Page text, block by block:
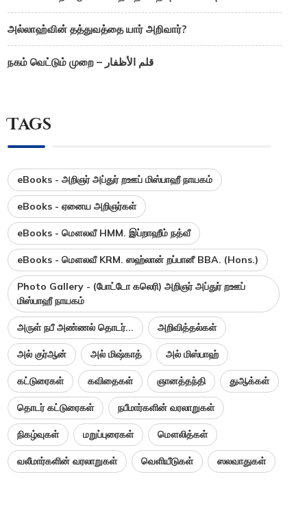
அல்லாஹ்வின் தத்துவத்தை யார் அறிவார்?
நகம் வெட்டும் முறை – قلم الأظفار
Tags
eBooks - அறிஞர் அப்துர் றஊப் மிஸ்பாஹீ நாயகம்
eBooks - ஏனைய அறிஞர்கள்
eBooks - மௌலவீ HMM. இப்றாஹீம் நத்வீ
eBooks - மௌலவீ KRM. ஸஹ்லான் றப்பானீ BBA. (Hons.)
Photo Gallery - (போட்டோ கலெரி) அறிஞர் அப்துர் றஊப்
மிஸ்பாஹீ நாயகம்
அருள் நபீ அண்ணல் தொடர்... அறிவித்தல்கள்
அல் குர்ஆன் அல் மிஷ்காத் அல் மிஸ்பாஹ்
கட்டுரைகள் கவிதைகள் ஞானத்தந்தி துஆக்கள்
தொடர் கட்டுரைகள் நபீமார்களின் வரலாறுகள்
நிகழ்வுகள் மறுப்புரைகள் மௌலித்கள்
வலீமார்களின் வரலாறுகள் வெளியீடுகள் ஸலவாதுகள்